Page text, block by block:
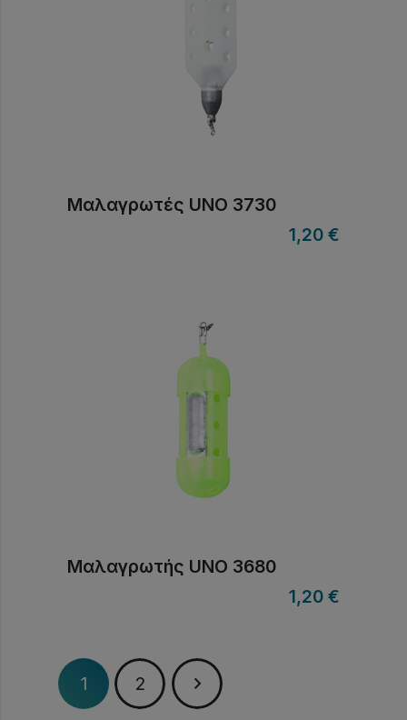
Μαλαγρωτές UNO 3730
1,20 €
Μαλαγρωτής UNO 3680
1,20 €
1 2